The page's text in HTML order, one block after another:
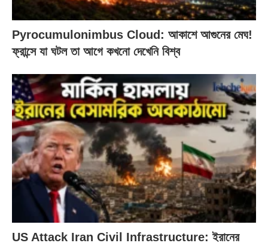
Pyrocumulonimbus Cloud: আকাশে আগুনের মেঘ!
ফ্রান্সে যা ঘটল তা আগে কখনো দেখেনি বিশ্ব
US Attack Iran Civil Infrastructure: ইরানের